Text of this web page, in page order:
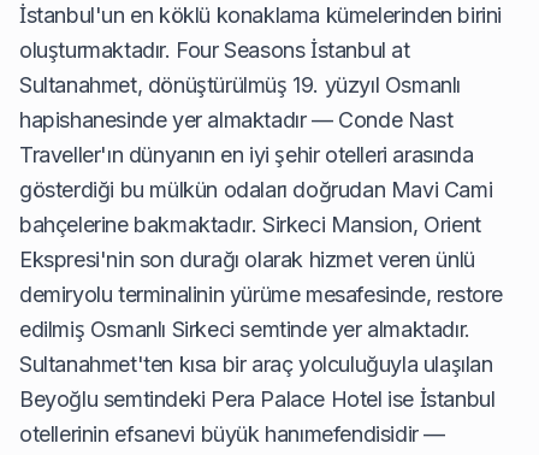
İstanbul'un en köklü konaklama kümelerinden birini
oluşturmaktadır. Four Seasons İstanbul at
Sultanahmet, dönüştürülmüş 19. yüzyıl Osmanlı
hapishanesinde yer almaktadır — Conde Nast
Traveller'ın dünyanın en iyi şehir otelleri arasında
gösterdiği bu mülkün odaları doğrudan Mavi Cami
bahçelerine bakmaktadır. Sirkeci Mansion, Orient
Ekspresi'nin son durağı olarak hizmet veren ünlü
demiryolu terminalinin yürüme mesafesinde, restore
edilmiş Osmanlı Sirkeci semtinde yer almaktadır.
Sultanahmet'ten kısa bir araç yolculuğuyla ulaşılan
Beyoğlu semtindeki Pera Palace Hotel ise İstanbul
otellerinin efsanevi büyük hanımefendisidir —